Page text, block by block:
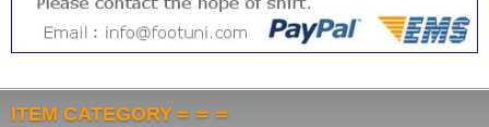
ITEM CATEGORY＝＝＝